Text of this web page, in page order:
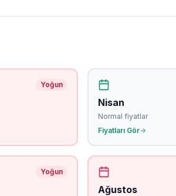
Yoğun
Nisan
Normal fiyatlar
Fiyatları Gör
Yoğun
Ağustos